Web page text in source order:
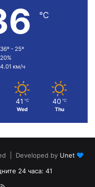
℃
36º - 25º
20%
4.01 км/ч
41 ℃
Wed
40 ℃
Thu
| Developed by Unet
24 часа: 41